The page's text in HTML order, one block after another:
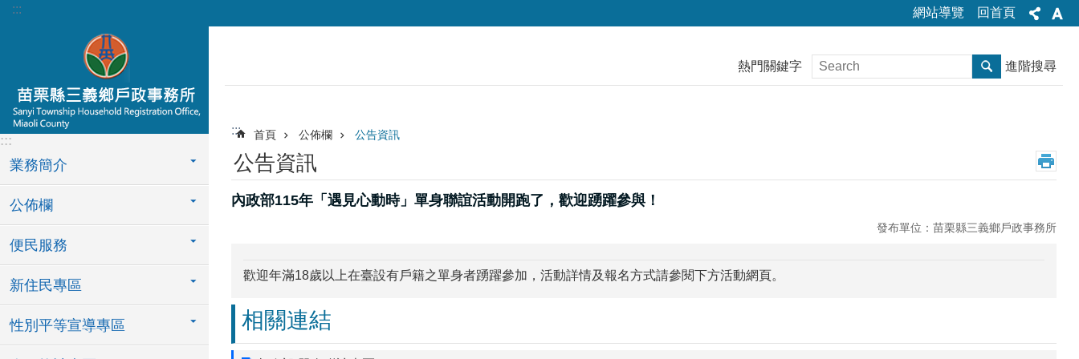
跳到主要內容區塊
::: 網站導覽 回首頁
:::
業務簡介
公佈欄
便民服務
新住民專區
性別平等宣導專區
熱門關鍵字 進階搜尋
::: 首頁 公佈欄 公告資訊
公告資訊
內政部115年「遇見心動時」單身聯誼活動開跑了，歡迎踴躍參與！
發布單位：苗栗縣三義鄉戶政事務所
歡迎年滿18歲以上在臺設有戶籍之單身者踴躍參加，活動詳情及報名方式請參閱下方活動網頁。
相關連結